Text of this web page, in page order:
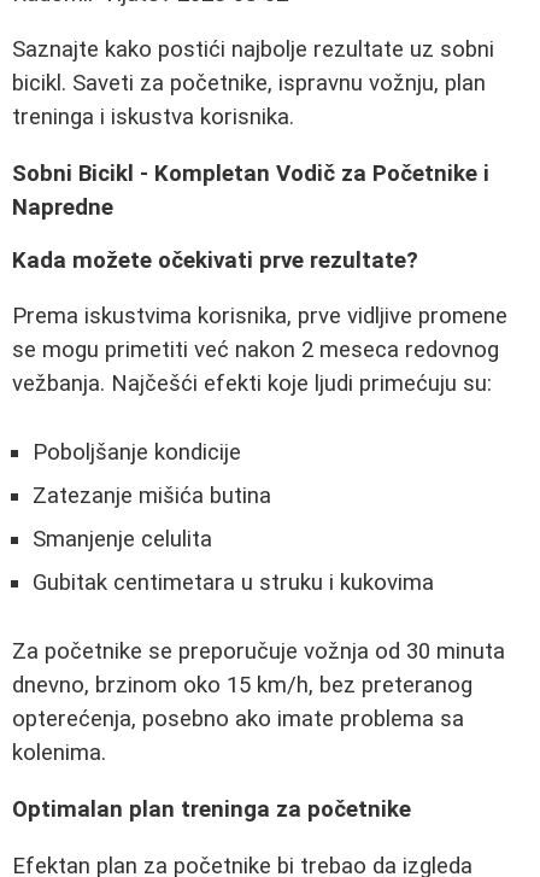
Saznajte kako postići najbolje rezultate uz sobni
bicikl. Saveti za početnike, ispravnu vožnju, plan
treninga i iskustva korisnika.
Sobni Bicikl - Kompletan Vodič za Početnike i
Napredne
Kada možete očekivati prve rezultate?
Prema iskustvima korisnika, prve vidljive promene
se mogu primetiti već nakon 2 meseca redovnog
vežbanja. Najčešći efekti koje ljudi primećuju su:
Poboljšanje kondicije
Zatezanje mišića butina
Smanjenje celulita
Gubitak centimetara u struku i kukovima
Za početnike se preporučuje vožnja od 30 minuta
dnevno, brzinom oko 15 km/h, bez preteranog
opterećenja, posebno ako imate problema sa
kolenima.
Optimalan plan treninga za početnike
Efektan plan za početnike bi trebao da izgleda